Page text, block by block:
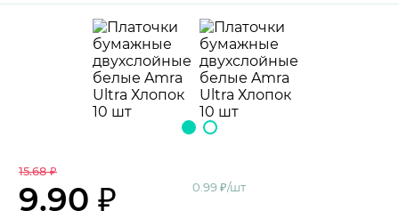
15.68 ₽
9.90 ₽ 0.99 ₽/шт